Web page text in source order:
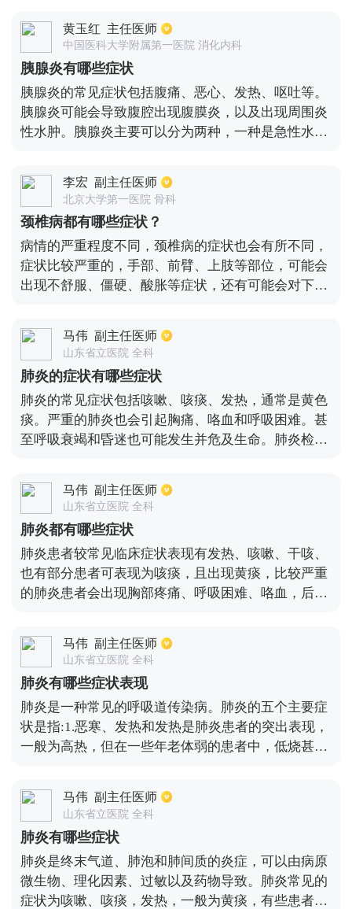
象。如果是急性糜烂性出血性胃炎，同时会伴有呕吐
血和黑便的情况。另外，慢性胃炎常见的症状表现，
例如上腹部痛不适感增强，上腹部腹胀或者出现反酸
呕吐等情况。严重的萎缩性胃炎还会伴有舌头炎，腹
泻，消瘦等症状。
黄玉红 主任医师
中国医科大学附属第一医院 消化内科
胰腺炎有哪些症状
胰腺炎的常见症状包括腹痛、恶心、发热、呕吐等。
胰腺炎可能会导致腹腔出现腹膜炎，以及出现周围炎
性水肿。胰腺炎主要可以分为两种，一种是急性水肿
是非常危重的类型，很多患者都会出现很严重的症
状，比如低氧、呼吸困难。胰腺炎最常见最直观的症
状就是腹痛、恶心呕吐等。胰腺炎的病因主要有三
种，一种是疾病因素，一种是酒精，另一种是高脂血
症状。
李宏 副主任医师
北京大学第一医院 骨科
颈椎病都有哪些症状？
病情的严重程度不同，颈椎病的症状也会有所不同，
症状比较严重的，手部、前臂、上肢等部位，可能会
出现不舒服、僵硬、酸胀等症状，还有可能会对下肢
走不稳等症状，同时四肢会伴有一些异常的反射现
象，早期的症状主要表现在颈部，会出现活动受限、
疼痛或者肌肉酸痛等症状，还可能同时伴有颈部或者
肩胛部出现不舒服、酸胀以及僵硬的感觉，应尽早去
正规医院采取对症的方法治疗。
马伟 副主任医师
山东省立医院 全科
肺炎的症状有哪些症状
肺炎的常见症状包括咳嗽、咳痰、发热，通常是黄色
痰。严重的肺炎也会引起胸痛、咯血和呼吸困难。甚
至呼吸衰竭和昏迷也可能发生并危及生命。肺炎检查
于不同的致病菌，白细胞也是不同的。例如，当细菌
感应时，白细胞会增加，相应的中性粒细胞、中性粒
细胞百分比、C-反应蛋白和降钙素原也会增加。当非
典型致病菌感染时，白细胞是正常的。当病毒被感染
时，白细胞正常或低于正常水平。不同的病原菌被不
同的对待，头孢菌素和其他相关的抗生素可以用于细
或喹诺酮类抗生素。
马伟 副主任医师
山东省立医院 全科
肺炎都有哪些症状
肺炎患者较常见临床症状表现有发热、咳嗽、干咳、
也有部分患者可表现为咳痰，且出现黄痰，比较严重
的肺炎患者会出现胸部疼痛、呼吸困难、咯血，后期
患者查体在初期一般并无特别明显的异常症状，恢复
期可见湿罗音，进行胸片或者肺部ct检查，可提示有
炎症的浸润影。因致病菌不同，检查白细胞也会有不
同表现，比如若为细菌感染时，白细胞会出现明显增
多变化，而且降钙素源也会出现增加，但若为病毒感
染时，白细胞正常或者低于正常水平。
马伟 副主任医师
山东省立医院 全科
肺炎有哪些症状表现
肺炎是一种常见的呼吸道传染病。肺炎的五个主要症
状是指:1.恶寒、发热和发热是肺炎患者的突出表现，
一般为高热，但在一些年老体弱的患者中，低烧甚至
白色粘痰、脓痰，甚至逐渐出现咯血。3.胸痛，可出
现单侧胸针样疼痛，伴随咳嗽和深呼吸加重4.呼吸困
难，重症肺炎患者会出现呼吸浅而快，甚至呼吸困难
5.其他症状如恶心、呕吐、腹泻、意识改变等。上述
五种症状的发生率和特征因不同病原体和不同患者而
异，并非每个患者都会同时出现上述五种症状。
马伟 副主任医师
山东省立医院 全科
肺炎有哪些症状
肺炎是终末气道、肺泡和肺间质的炎症，可以由病原
微生物、理化因素、过敏以及药物导致。肺炎常见的
症状为咳嗽、咳痰，发热，一般为黄痰，有些患者会